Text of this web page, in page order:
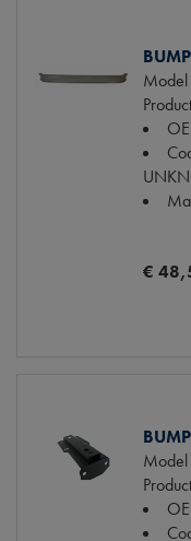
Model
€
Model